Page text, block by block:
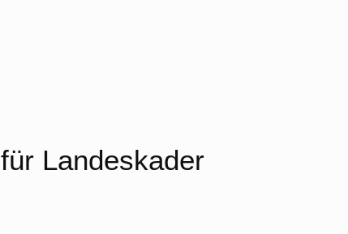
Landeskader